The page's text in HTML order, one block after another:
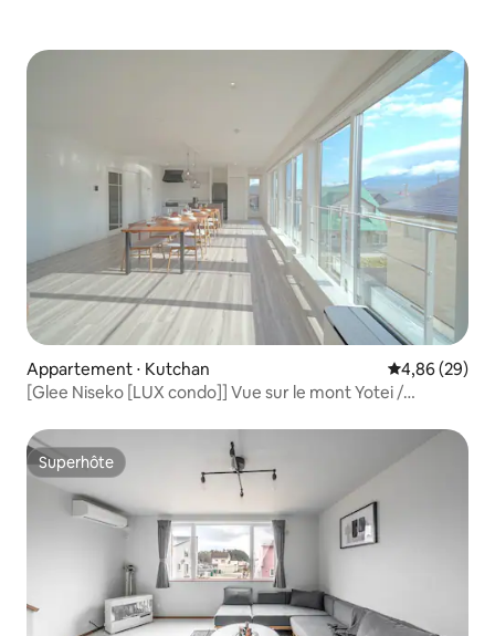
Appartement ⋅ Kutchan Évaluation
4,86 (29)
[Glee Niseko [LUX condo]] Vue sur le mont Yotei /
Superhôte
Superhôte